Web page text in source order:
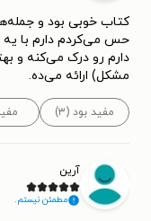
کتاب خوبی بود و
حس می‌کردم دارم با
دارم رو درک می‌کنه و
مشکل) ارائه می‌ده.
مفید بود (۳)
آرین
مطمئن نیستم.